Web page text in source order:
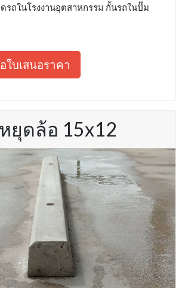
รถในโรงงานอุตสาหกรรม กั้นรถในปั๊ม
ใบเสนอราคา
ยุดล้อ 15x12